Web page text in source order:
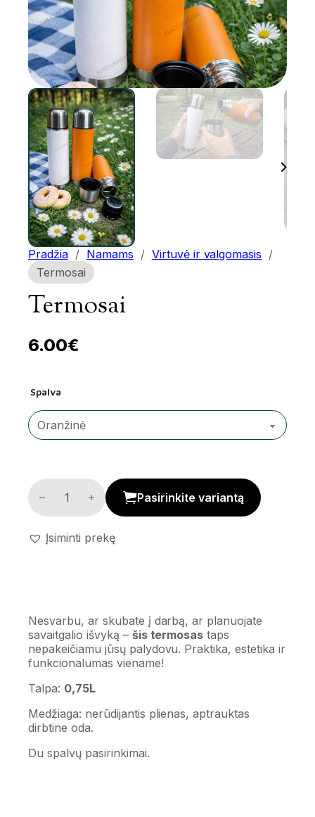
Pradžia / Namams / Virtuvė ir valgomasis /
Termosai
Termosai
6.00€
Spalva
Termosai kiekis
Pasirinkite variantą
Įsiminti prekę
Nesvarbu, ar skubate į darbą, ar planuojate
savaitgalio išvyką – šis termosas taps
nepakeičiamu jūsų palydovu. Praktika, estetika ir
funkcionalumas viename!
Talpa: 0,75L
Medžiaga: nerūdijantis plienas, aptrauktas
dirbtine oda.
Du spalvų pasirinkimai.